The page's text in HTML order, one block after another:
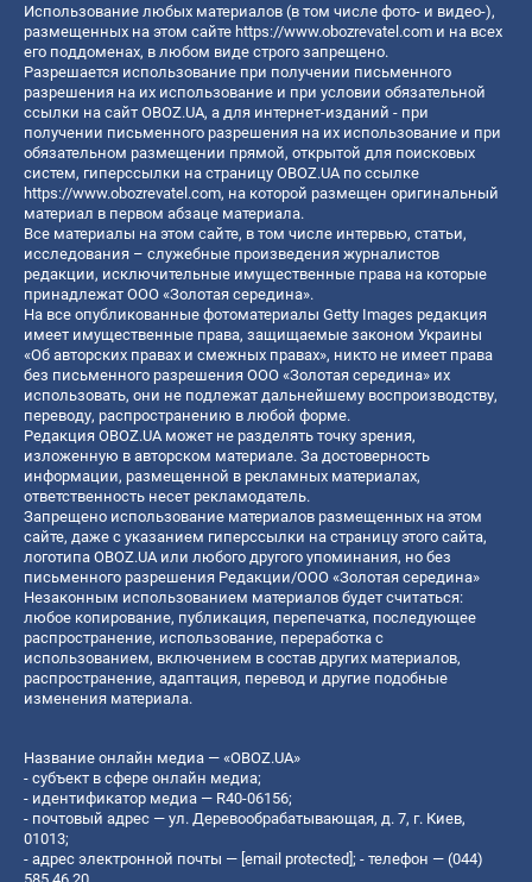
Использование любых материалов (в том числе фото- и видео-),
размещенных на этом сайте https://www.obozrevatel.com и на всех
его поддоменах, в любом виде строго запрещено.
Разрешается использование при получении письменного
разрешения на их использование и при условии обязательной
ссылки на сайт OBOZ.UA, а для интернет-изданий - при
получении письменного разрешения на их использование и при
обязательном размещении прямой, открытой для поисковых
систем, гиперссылки на страницу OBOZ.UA по ссылке
https://www.obozrevatel.com, на которой размещен оригинальный
материал в первом абзаце материала.
Все материалы на этом сайте, в том числе интервью, статьи,
исследования – служебные произведения журналистов
редакции, исключительные имущественные права на которые
принадлежат ООО «Золотая середина».
На все опубликованные фотоматериалы Getty Images редакция
имеет имущественные права, защищаемые законом Украины
«Об авторских правах и смежных правах», никто не имеет права
без письменного разрешения ООО «Золотая середина» их
использовать, они не подлежат дальнейшему воспроизводству,
переводу, распространению в любой форме.
Редакция OBOZ.UA может не разделять точку зрения,
изложенную в авторском материале. За достоверность
информации, размещенной в рекламных материалах,
ответственность несет рекламодатель.
Запрещено использование материалов размещенных на этом
сайте, даже с указанием гиперссылки на страницу этого сайта,
логотипа OBOZ.UA или любого другого упоминания, но без
письменного разрешения Редакции/ООО «Золотая середина»
Незаконным использованием материалов будет считаться:
любое копирование, публикация, перепечатка, последующее
распространение, использование, переработка с
использованием, включением в состав других материалов,
распространение, адаптация, перевод и другие подобные
изменения материала.
Название онлайн медиа — «OBOZ.UA»
- субъект в сфере онлайн медиа;
- идентификатор медиа — R40-06156;
- почтовый адрес — ул. Деревообрабатывающая, д. 7, г. Киев,
01013;
- адрес электронной почты — [email protected]; - телефон — (044)